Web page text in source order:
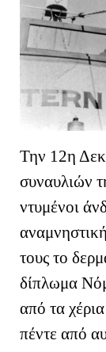
Την 12η
συναυλιών
ντυμένοι
τους το
δίπλωμα
από τα
πέντε από